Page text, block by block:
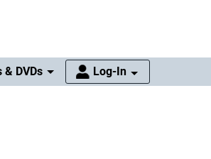
& DVDs Log-In